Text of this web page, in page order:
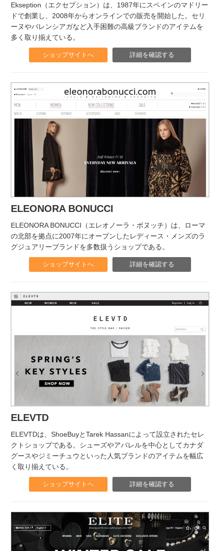
Ekseption（エクセプション）は、1987年にスペインのマドリー
ドで創業し、2008年からオンラインでの販売を開始した。セリ
ーヌやバレンシアガなど入手困難の高級ブランドのアイテムを
多く取り揃えている。
ショップサイトへ 詳細を確認する
ELEONORA BONUCCI
ELEONORA BONUCCI（エレオノーラ・ボヌッチ）は、ローマ
の北部を拠点に2007年にオープンしたレディース・メンズのラ
グジュアリーブランドを多数扱うショップである。
ショップサイトへ 詳細を確認する
ELEVTD
ELEVTDは、ShoeBuyとTarek Hassanによって設立されたセレ
クトショップである。シューズやアパレルを中心としてカナダ
グースやジミーチュウといった人気ブランドのアイテムを幅広
く取り揃えている。
ショップサイトへ 詳細を確認する